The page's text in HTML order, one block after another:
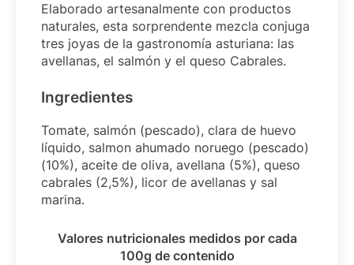
Elaborado artesanalmente con productos
naturales, esta sorprendente mezcla conjuga
tres joyas de la gastronomía asturiana: las
avellanas, el salmón y el queso Cabrales.
Ingredientes
Tomate, salmón (pescado), clara de huevo
líquido, salmon ahumado noruego (pescado)
(10%), aceite de oliva, avellana (5%), queso
cabrales (2,5%), licor de avellanas y sal
marina.
Valores nutricionales medidos por cada
100g de contenido